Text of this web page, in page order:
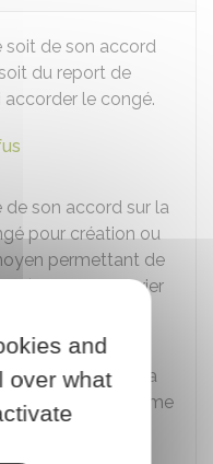
soit de son accord
du report de
le congé.
de son accord sur la
pour création ou
permettant de
(lettre ou courrier
exemple).
dans un
la réception de la
considéré comme
and
over what